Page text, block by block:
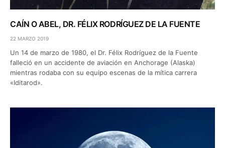
CAÍN O ABEL, DR. FÉLIX RODRÍGUEZ DE LA FUENTE
22 MARZO 2019
Un 14 de marzo de 1980, el Dr. Félix Rodríguez de la Fuente
falleció en un accidente de aviación en Anchorage (Alaska)
mientras rodaba con su equipo escenas de la mítica carrera
«Iditarod».